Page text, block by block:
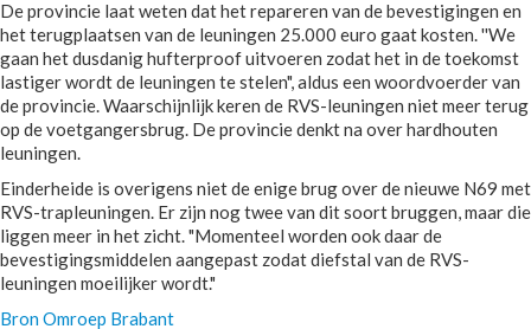
De provincie laat weten dat het repareren van de bevestigingen en
het terugplaatsen van de leuningen 25.000 euro gaat kosten. ''We
gaan het dusdanig hufterproof uitvoeren zodat het in de toekomst
lastiger wordt de leuningen te stelen", aldus een woordvoerder van
de provincie. Waarschijnlijk keren de RVS-leuningen niet meer terug
op de voetgangersbrug. De provincie denkt na over hardhouten
leuningen.
Einderheide is overigens niet de enige brug over de nieuwe N69 met
RVS-trapleuningen. Er zijn nog twee van dit soort bruggen, maar die
liggen meer in het zicht. "Momenteel worden ook daar de
bevestigingsmiddelen aangepast zodat diefstal van de RVS-
leuningen moeilijker wordt."
Bron Omroep Brabant